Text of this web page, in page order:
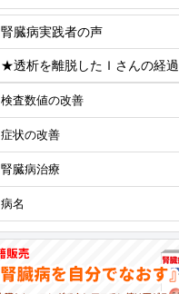
腎臓病実践者の声
★透析を離脱したＩさんの経過
検査数値の改善
症状の改善
腎臓病治療
病名